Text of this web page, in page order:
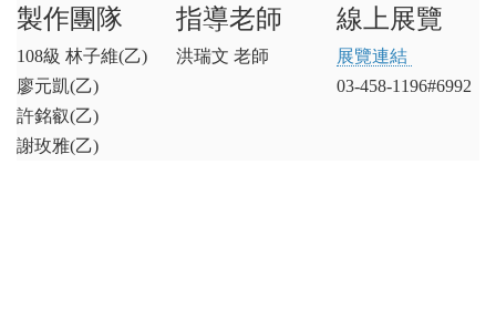
製作團隊
108級 林子維(乙)
廖元凱(乙)
許銘叡(乙)
謝玫雅(乙)
指導老師
洪瑞文 老師
線上展覽
展覽連結
03-458-1196#6992